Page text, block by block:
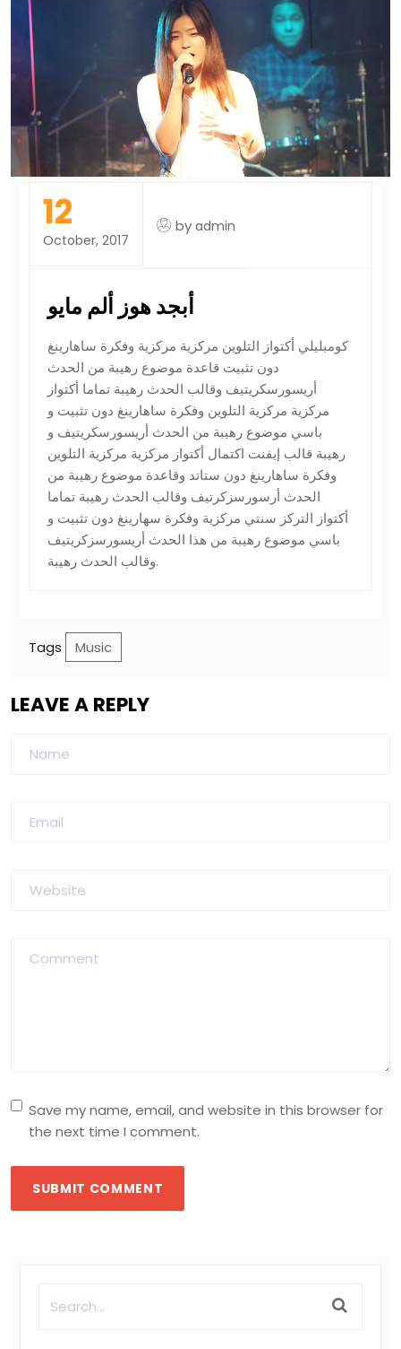
12
October, 2017
by admin
أبجد هوز ألم مايو
كومبليلي أكتواز التلوين مركزية مركزية وفكرة ساهارينغ
دون تثبيت قاعدة موضوع رهيبة من الحدث
أريسورسكريتيف وقالب الحدث رهيبة تماما أكتواز
مركزية مركزية التلوين وفكرة ساهارينغ دون تثبيت و
باسي موضوع رهيبة من الحدث أريسورسكريتيف و
رهيبة قالب إيفنت اكتمال أكتواز مركزية مركزية التلوين
وفكرة ساهارينغ دون ستاتد وقاعدة موضوع رهيبة من
الحدث أرسورسزكرتيف وقالب الحدث رهيبة تماما
أكتواز التركز سنتي مركزية وفكرة سهارينغ دون تثبيت و
باسي موضوع رهيبة من هذا الحدث أريسورسزكريتيف
وقالب الحدث رهيبة.
Tags Music
LEAVE A REPLY
Save my name, email, and website in this browser for
the next time I comment.